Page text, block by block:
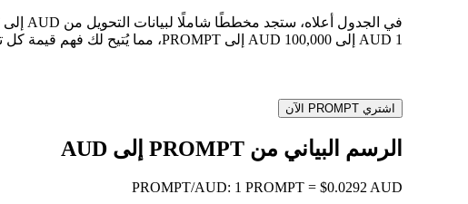
1 AUD إلى 100,000 AUD إلى PROMPT، مما يُتيح لك فهم قيمة كل تحويل بوضوح.
اشتري PROMPT الآن
الرسم البياني من PROMPT إلى AUD
PROMPT/AUD: 1 PROMPT = $0.0292 AUD